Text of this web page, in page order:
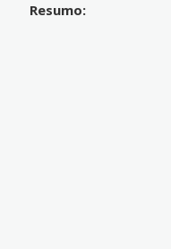
Resumo: